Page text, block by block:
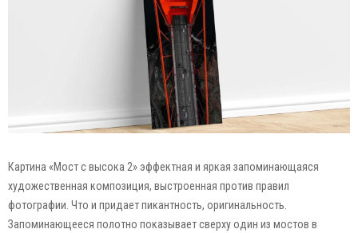
Картина «Мост с высока 2» эффектная и яркая запоминающаяся
художественная композиция, выстроенная против правил
фотографии. Что и придает пикантность, оригинальность.
Запоминающееся полотно показывает сверху один из мостов в